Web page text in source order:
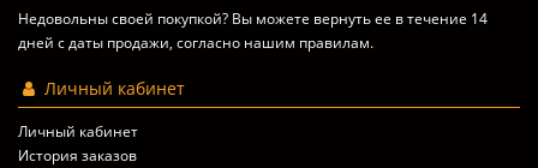
Недовольны своей покупкой? Вы можете вернуть ее в течение 14
дней с даты продажи, согласно нашим правилам.
Личный кабинет
Личный кабинет
История заказов